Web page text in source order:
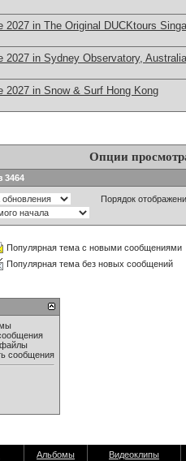
2027 in The Original DUCKtours
2027 in Sydney Observatory, Australia
2027 in Snow & Surf Hong Kong
Опции
3464
Порядок
Популярная тема с новыми сообщениями
Популярная тема без новых сообщений
файлы
сообщения
Альбомы Видеоклипы